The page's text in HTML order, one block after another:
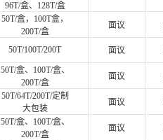
96T/盒、128T/盒
50T/盒，100T盒，
200T/盒
面议
50T/100T/200T 面议
50T/盒、100T/盒、
200T/盒
面议
50T/64T/200T/定制
大包装
面议
50T/盒、100T/盒、
200T/盒
面议